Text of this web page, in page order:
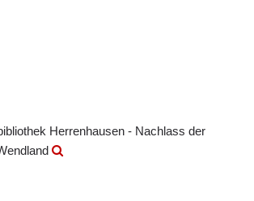
Herrenhausen - Nachlass der